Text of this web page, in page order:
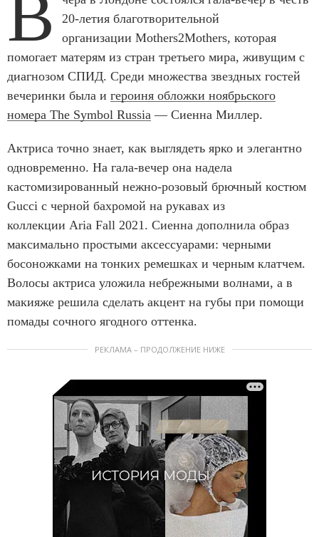
В
20-летия благотворительной
организации Mothers2Mothers, которая
помогает матерям из стран третьего мира, живущим с
диагнозом СПИД. Среди множества звездных гостей
вечеринки была и героиня обложки ноябрьского
номера The Symbol Russia — Сиенна Миллер.
Актриса точно знает, как выглядеть ярко и элегантно
одновременно. На гала-вечер она надела
кастомизированный нежно-розовый брючный костюм
Gucci с черной бахромой на рукавах из
коллекции Aria Fall 2021. Сиенна дополнила образ
максимально простыми аксессуарами: черными
босоножками на тонких ремешках и черным клатчем.
Волосы актриса уложила небрежными волнами, а в
макияже решила сделать акцент на губы при помощи
помады сочного ягодного оттенка.
РЕКЛАМА – ПРОДОЛЖЕНИЕ НИЖЕ